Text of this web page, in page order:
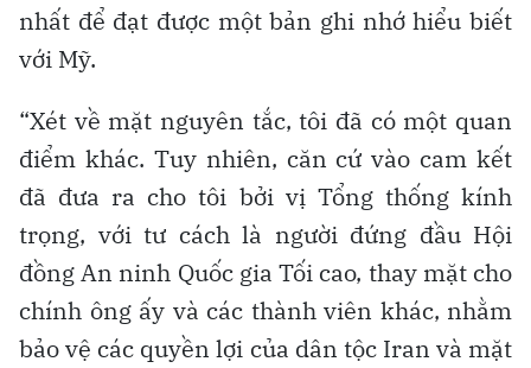
nhất để đạt được một bản ghi nhớ hiểu biết
với Mỹ.
“Xét về mặt nguyên tắc, tôi đã có một quan
điểm khác. Tuy nhiên, căn cứ vào cam kết
đã đưa ra cho tôi bởi vị Tổng thống kính
trọng, với tư cách là người đứng đầu Hội
đồng An ninh Quốc gia Tối cao, thay mặt cho
chính ông ấy và các thành viên khác, nhằm
bảo vệ các quyền lợi của dân tộc Iran và mặt